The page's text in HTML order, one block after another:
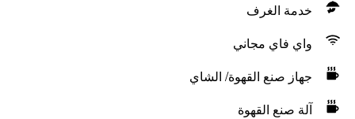
خدمة الغرف
واي فاي مجاني
جهاز صنع القهوة/ الشاي
آلة صنع القهوة